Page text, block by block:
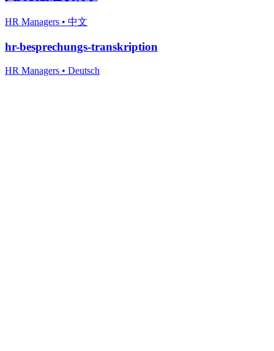
HR Managers • 中文
hr-besprechungs-transkription
HR Managers • Deutsch